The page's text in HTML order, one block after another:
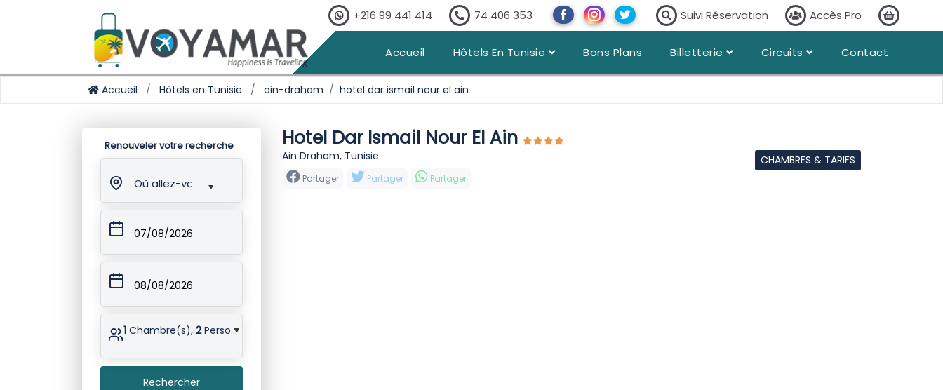
+216 99 441 414 74 406 353 Suivi Réservation Accès Pro
Accueil Hôtels En Tunisie Bons Plans Billetterie Circuits Contact
Accueil Hôtels en Tunisie ain-draham hotel dar ismail nour el ain
Renouveler votre recherche
Où allez-vous ?
07/08/2026
08/08/2026
1 Chambre(s),2Personne(s)
Rechercher
Hotel Dar Ismail Nour El Ain
Ain Draham, Tunisie
Partager Partager Partager
CHAMBRES & TARIFS